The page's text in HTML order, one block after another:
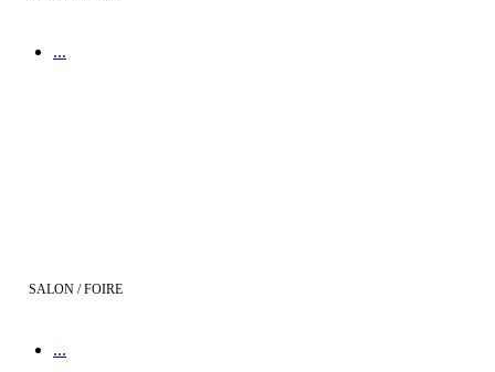
...
SALON / FOIRE
...